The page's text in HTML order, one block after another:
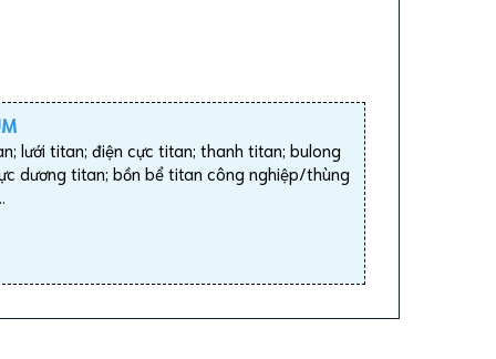
lưới titan; điện cực titan; thanh titan; bulong
dương titan; bồn bể titan công nghiệp/thùng